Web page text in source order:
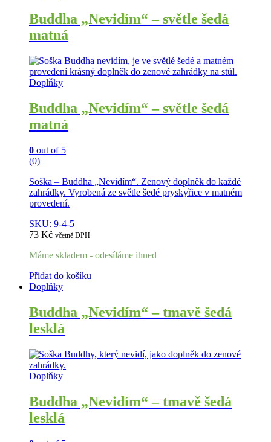
Buddha „Nevidím“ – světle šedá
matná
Doplňky
Buddha „Nevidím“ – světle šedá
matná
0 out of 5
(0)
Soška – Buddha „Nevidím“. Zenový doplněk do každé
zahrádky. Vyrobená ze světle šedé pryskyřice v matném
provedení.
SKU: 9-4-5
73 Kč včetně DPH
Máme skladem - odesíláme ihned
Přidat do košíku
Doplňky
Buddha „Nevidím“ – tmavě šedá
lesklá
Doplňky
Buddha „Nevidím“ – tmavě šedá
lesklá